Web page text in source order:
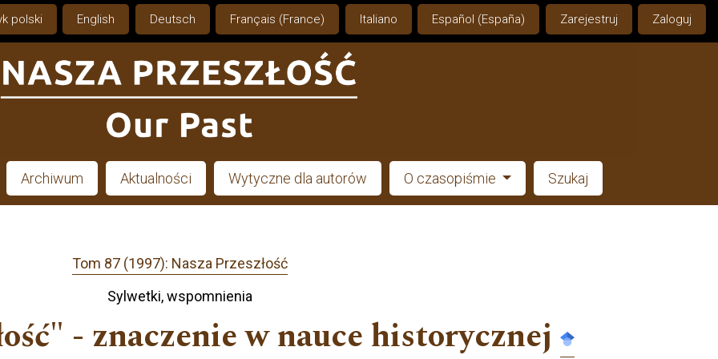
polski English Deutsch Français (France) Italiano Español (España) Zarejestruj Zaloguj
Archiwum Aktualności Wytyczne dla autorów O czasopiśmie Szukaj
Tom 87 (1997): Nasza Przeszłość
Sylwetki, wspomnienia
- znaczenie w nauce historycznej